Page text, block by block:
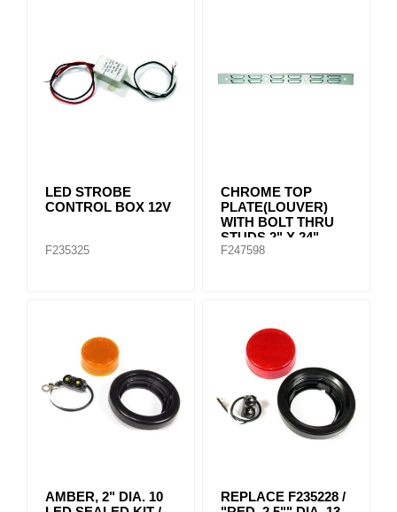
LED STROBE
CONTROL BOX 12V
F235325
CHROME TOP
PLATE(LOUVER)
WITH BOLT THRU
STUDS 2" X 24"
F247598
AMBER, 2" DIA. 10
REPLACE F235228 /